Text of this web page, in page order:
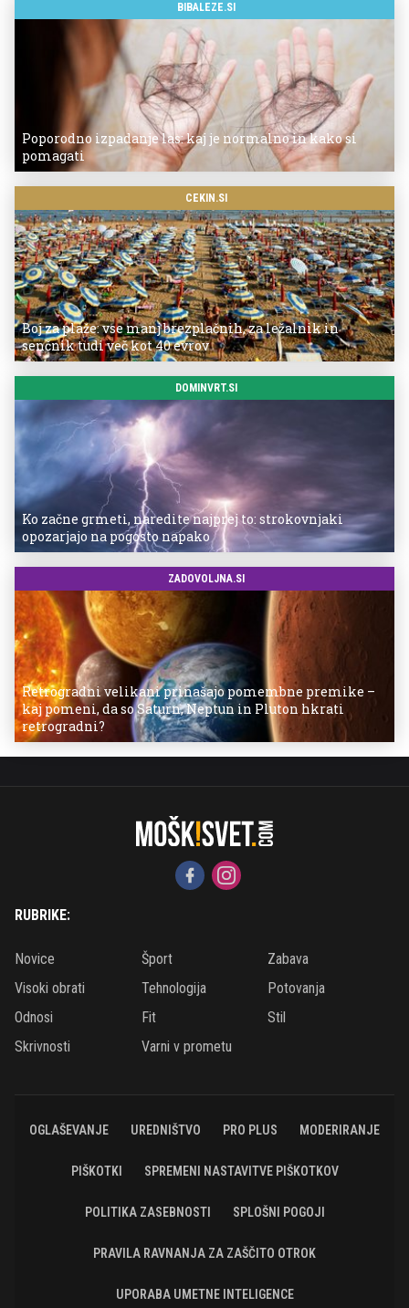
BIBALEZE.SI
Poporodno izpadanje las: kaj je normalno in kako si
pomagati
CEKIN.SI
Boj za plaže: vse manj brezplačnih, za ležalnik in
senčnik tudi več kot 40 evrov
DOMINVRT.SI
Ko začne grmeti, naredite najprej to: strokovnjaki
opozarjajo na pogosto napako
ZADOVOLJNA.SI
Retrogradni velikani prinašajo pomembne premike –
kaj pomeni, da so Saturn, Neptun in Pluton hkrati
retrogradni?
RUBRIKE:
Novice Šport
Zabava
Visoki obrati
Tehnologija
Potovanja
Odnosi
Fit
Stil
Skrivnosti
Varni v prometu
OGLAŠEVANJE UREDNIŠTVO PRO PLUS MODERIRANJE
PIŠKOTKI SPREMENI NASTAVITVE PIŠKOTKOV
POLITIKA ZASEBNOSTI SPLOŠNI POGOJI
PRAVILA RAVNANJA ZA ZAŠČITO OTROK
UPORABA UMETNE INTELIGENCE